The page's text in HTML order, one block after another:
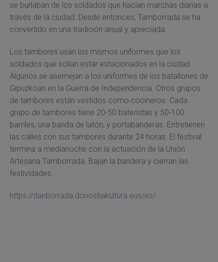
se burlaban de los soldados que hacían marchas diarias a
través de la ciudad. Desde entonces, Tamborrada se ha
convertido en una tradición anual y apreciada.
Los tambores usan los mismos uniformes que los
soldados que solían estar estacionados en la ciudad.
Algunos se asemejan a los uniformes de los batallones de
Gipuzkoan en la Guerra de Independencia. Otros grupos
de tambores están vestidos como cocineros. Cada
grupo de tambores tiene 20-50 bateristas y 50-100
barriles, una banda de latón, y portabanderas. Entretienen
las calles con sus tambores durante 24 horas. El festival
termina a medianoche con la actuación de la Unión
Artesana Tamborrada. Bajan la bandera y cierran las
festividades.
https://danborrada.donostiakultura.eus/es/